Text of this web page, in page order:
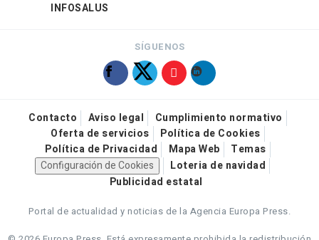
INFOSALUS
SÍGUENOS
Contacto Aviso legal
Cumplimiento normativo
Oferta de servicios
Política de Cookies
Política de Privacidad
Mapa Web
Temas
Configuración de Cookies
Loteria de navidad
Publicidad estatal
Portal de actualidad y noticias de la Agencia Europa Press.